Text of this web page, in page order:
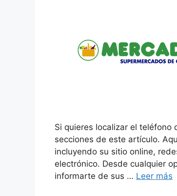
Si quieres localizar el teléfono
secciones de este artículo.
incluyendo su sitio online,
electrónico. Desde cualquier
informarte de sus … Leer más